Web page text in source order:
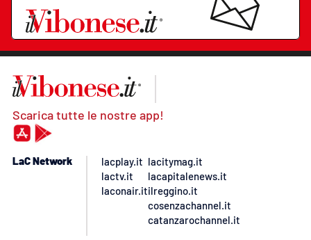
Scarica tutte le nostre app!
LaC Network
lacplay.it
lactv.it
laconair.it
lacitymag.it
lacapitalenews.it
ilreggino.it
cosenzachannel.it
catanzarochannel.it